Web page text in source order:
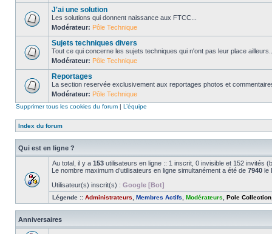
J'ai une solution
Les solutions qui donnent naissance aux FTCC...
Modérateur: Pôle Technique
Sujets techniques divers
Tout ce qui concerne les sujets techniques qui n'ont pas leur place
Modérateur: Pôle Technique
Reportages
La section reservée exclusivement aux reportages photos et
Modérateur: Pôle Technique
Supprimer tous les cookies du forum | L’équipe
Index du forum
Qui est en ligne ?
Au total, il y a 153 utilisateurs en ligne :: 1 inscrit, 0 invisible et 152 invités
Le nombre maximum d’utilisateurs en ligne simultanément a été de 7940 le
Utilisateur(s) inscrit(s) : Google [Bot]
Légende :: Administrateurs Membres Actifs Modérateurs Pole Collection
Anniversaires